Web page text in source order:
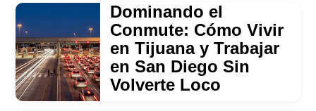
Dominando el
Conmute: Cómo Vivir
en Tijuana y Trabajar
en San Diego Sin
Volverte Loco